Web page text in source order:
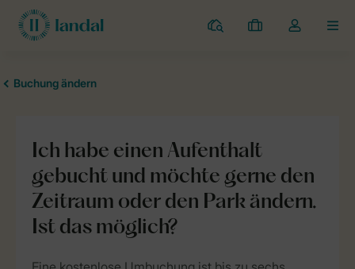
Campingplätze
Meine
Dropdown-